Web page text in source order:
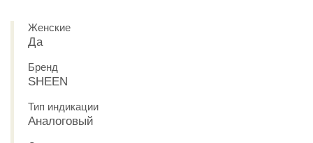
Женские
Да
Бренд
SHEEN
Тип индикации
Аналоговый